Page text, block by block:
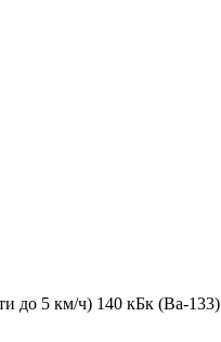
до 5 км/ч) 140 кБк (Ba-133)